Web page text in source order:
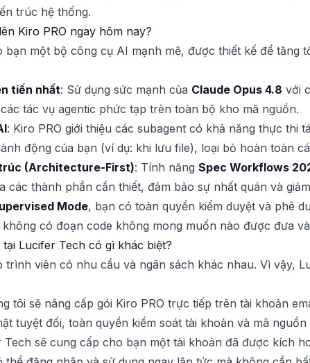
trúc hệ thống.
Kiro PRO ngay hôm nay?
bạn một bộ công cụ AI mạnh mẽ, được thiết kế để tăng
tiến nhất: Sử dụng sức mạnh của Claude Opus 4.8 với
tác vụ agentic phức tạp trên toàn bộ kho mã nguồn.
: Kiro PRO giới thiệu các subagent có khả năng thực thi
động của bạn (ví dụ: khi lưu file), loại bỏ hoàn toàn
(Architecture-First): Tính năng Spec Workflows
các thành phần cần thiết, đảm bảo sự nhất quán và
Mode, bạn có toàn quyền kiểm duyệt và phê
có đoạn code không mong muốn nào được đưa
Lucifer Tech có gì khác biệt?
trình viên có nhu cầu và ngân sách khác nhau. Vì vậy,
tôi sẽ nâng cấp gói Kiro PRO trực tiếp trên tài khoản
tuyệt đối, toàn quyền kiểm soát tài khoản và mã nguồn
Tech sẽ cung cấp cho bạn một tài khoản đã được kích